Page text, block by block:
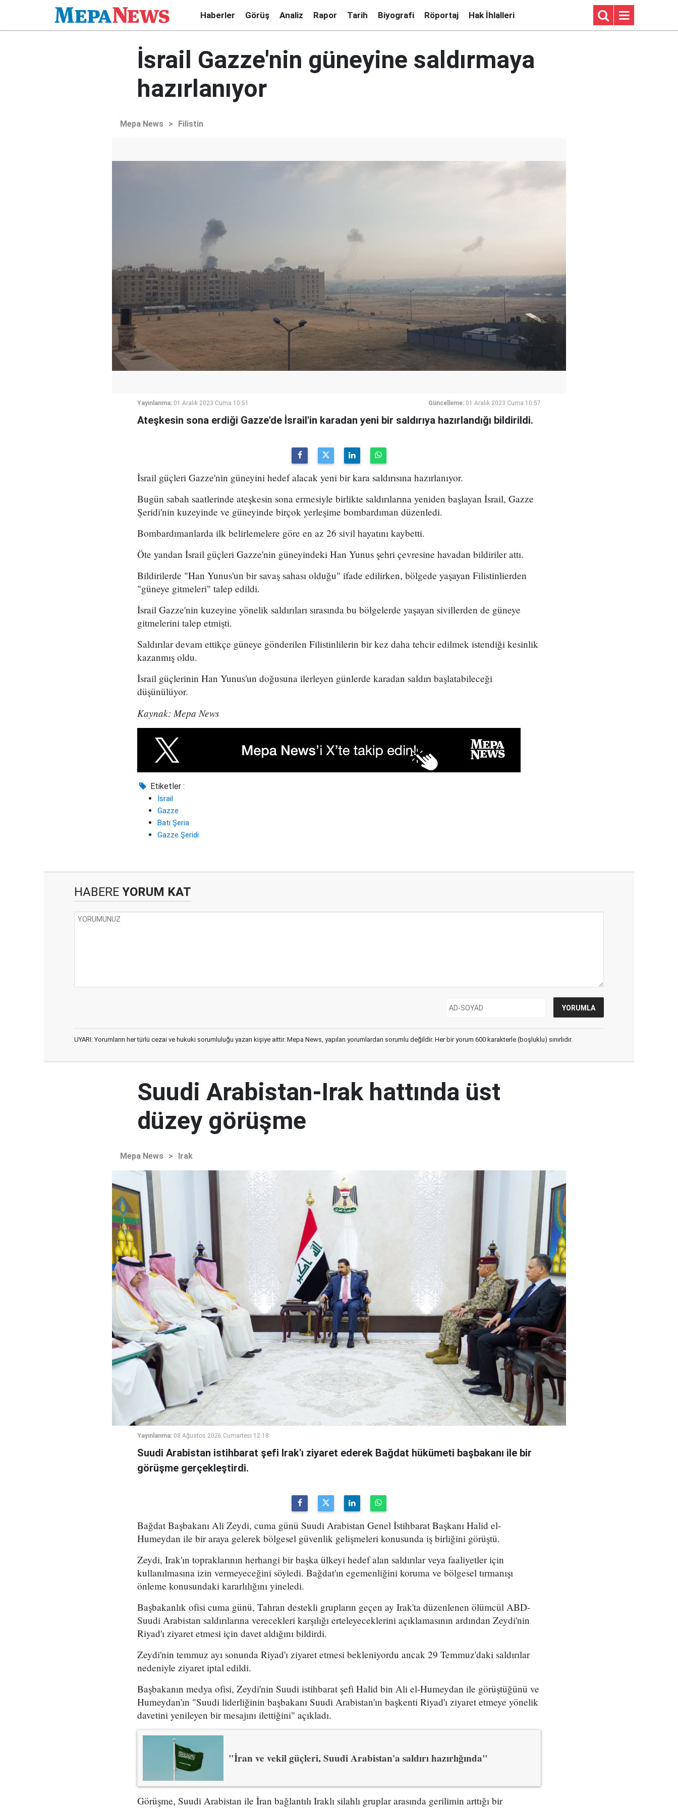
Haberler Görüş Analiz Rapor Tarih Biyografi Röportaj Hak İhlalleri
İsrail Gazze'nin güneyine saldırmaya
hazırlanıyor
Mepa News > Filistin
Yayınlanma: 01 Aralık 2023 Cuma 10:51 Güncelleme: 01 Aralık 2023 Cuma 10:57
Ateşkesin sona erdiği Gazze'de İsrail'in karadan yeni bir saldırıya hazırlandığı bildirildi.
İsrail güçleri Gazze'nin güneyini hedef alacak yeni bir kara saldırısına hazırlanıyor.
Bugün sabah saatlerinde ateşkesin sona ermesiyle birlikte saldırılarına yeniden başlayan İsrail, Gazze
Şeridi'nin kuzeyinde ve güneyinde birçok yerleşime bombardıman düzenledi.
Bombardımanlarda ilk belirlemelere göre en az 26 sivil hayatını kaybetti.
Öte yandan İsrail güçleri Gazze'nin güneyindeki Han Yunus şehri çevresine havadan bildiriler attı.
Bildirilerde "Han Yunus'un bir savaş sahası olduğu" ifade edilirken, bölgede yaşayan Filistinlierden
"güneye gitmeleri" talep edildi.
İsrail Gazze'nin kuzeyine yönelik saldırıları sırasında bu bölgelerde yaşayan sivillerden de güneye
gitmelerini talep etmişti.
Saldırılar devam ettikçe güneye gönderilen Filistinlilerin bir kez daha tehcir edilmek istendiği kesinlik
kazanmış oldu.
İsrail güçlerinin Han Yunus'un doğusuna ilerleyen günlerde karadan saldırı başlatabileceği
düşünülüyor.
Kaynak: Mepa News
Etiketler :
İsrail
Gazze
Batı Şeria
Gazze Şeridi
HABERE YORUM KAT
UYARI: Yorumların her türlü cezai ve hukuki sorumluluğu yazan kişiye aittir. Mepa News, yapılan yorumlardan sorumlu değildir. Her bir yorum 600 karakterle (boşluklu) sınırlıdır.
Suudi Arabistan-Irak hattında üst
düzey görüşme
Mepa News > Irak
Yayınlanma: 08 Ağustos 2026 Cumartesi 12:18
Suudi Arabistan istihbarat şefi Irak'ı ziyaret ederek Bağdat hükümeti başbakanı ile bir
görüşme gerçekleştirdi.
Bağdat Başbakanı Ali Zeydi, cuma günü Suudi Arabistan Genel İstihbarat Başkanı Halid el-
Humeydan ile bir araya gelerek bölgesel güvenlik gelişmeleri konusunda iş birliğini görüştü.
Zeydi, Irak'ın topraklarının herhangi bir başka ülkeyi hedef alan saldırılar veya faaliyetler için
kullanılmasına izin vermeyeceğini söyledi. Bağdat'ın egemenliğini koruma ve bölgesel tırmanışı
önleme konusundaki kararlılığını yineledi.
Başbakanlık ofisi cuma günü, Tahran destekli grupların geçen ay Irak'ta düzenlenen ölümcül ABD-
Suudi Arabistan saldırılarına verecekleri karşılığı erteleyeceklerini açıklamasının ardından Zeydi'nin
Riyad'ı ziyaret etmesi için davet aldığını bildirdi.
Zeydi'nin temmuz ayı sonunda Riyad'ı ziyaret etmesi bekleniyordu ancak 29 Temmuz'daki saldırılar
nedeniyle ziyaret iptal edildi.
Başbakanın medya ofisi, Zeydi'nin Suudi istihbarat şefi Halid bin Ali el-Humeydan ile görüştüğünü ve
Humeydan'ın "Suudi liderliğinin başbakanı Suudi Arabistan'ın başkenti Riyad'ı ziyaret etmeye yönelik
davetini yenileyen bir mesajını ilettiğini" açıkladı.
"İran ve vekil güçleri, Suudi Arabistan'a saldırı hazırlığında"
Görüşme, Suudi Arabistan ile İran bağlantılı Iraklı silahlı gruplar arasında gerilimin arttığı bir